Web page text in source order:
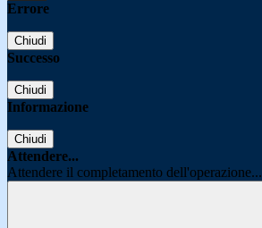
Errore
Chiudi
Successo
Chiudi
Informazione
Chiudi
Attendere...
Attendere il completamento dell'operazione...